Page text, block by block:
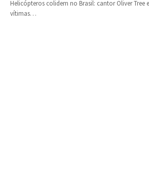
Helicópteros colidem no Brasil: cantor Oliver Tree
vítimas…